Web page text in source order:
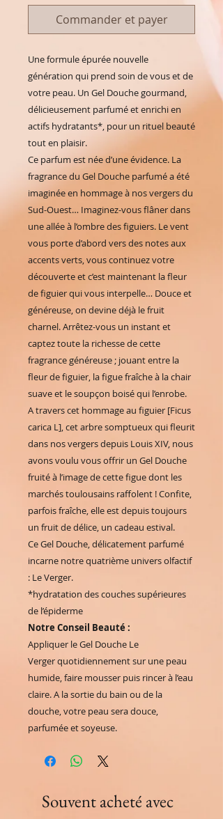
Commander et payer
Une formule épurée nouvelle
génération qui prend soin de vous et de
votre peau. Un Gel Douche gourmand,
délicieusement parfumé et enrichi en
actifs hydratants*, pour un rituel beauté
tout en plaisir.
Ce parfum est née d’une évidence. La
fragrance du Gel Douche parfumé a été
imaginée en hommage à nos vergers du
Sud-Ouest… Imaginez-vous flâner dans
une allée à l’ombre des figuiers. Le vent
vous porte d’abord vers des notes aux
accents verts, vous continuez votre
découverte et c’est maintenant la fleur
de figuier qui vous interpelle… Douce et
généreuse, on devine déjà le fruit
charnel. Arrêtez-vous un instant et
captez toute la richesse de cette
fragrance généreuse ; jouant entre la
fleur de figuier, la figue fraîche à la chair
suave et le soupçon boisé qui l’enrobe.
A travers cet hommage au figuier [Ficus
carica L], cet arbre somptueux qui fleurit
dans nos vergers depuis Louis XIV, nous
avons voulu vous offrir un Gel Douche
fruité à l’image de cette figue dont les
marchés toulousains raffolent ! Confite,
parfois fraîche, elle est depuis toujours
un fruit de délice, un cadeau estival.
Ce Gel Douche, délicatement parfumé
incarne notre quatrième univers olfactif
: Le Verger.
*hydratation des couches supérieures
de l’épiderme
Notre Conseil Beauté :
Appliquer le Gel Douche Le
Verger quotidiennement sur une peau
humide, faire mousser puis rincer à l’eau
claire. A la sortie du bain ou de la
douche, votre peau sera douce,
parfumée et soyeuse.
Souvent acheté avec